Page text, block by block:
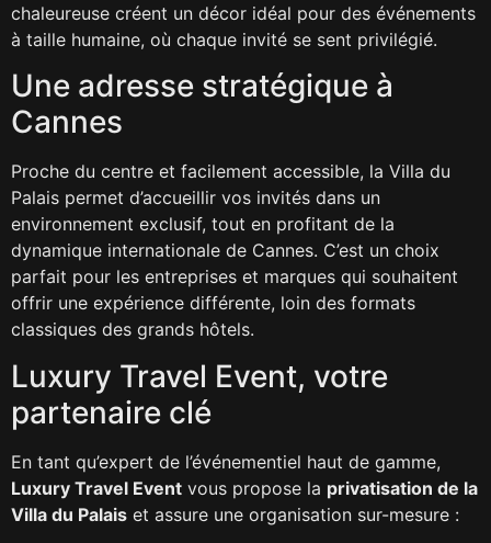
chaleureuse créent un décor idéal pour des événements
à taille humaine, où chaque invité se sent privilégié.
Une adresse stratégique à
Cannes
Proche du centre et facilement accessible, la Villa du
Palais permet d’accueillir vos invités dans un
environnement exclusif, tout en profitant de la
dynamique internationale de Cannes. C’est un choix
parfait pour les entreprises et marques qui souhaitent
offrir une expérience différente, loin des formats
classiques des grands hôtels.
Luxury Travel Event, votre
partenaire clé
En tant qu’expert de l’événementiel haut de gamme,
Luxury Travel Event vous propose la privatisation de la
Villa du Palais et assure une organisation sur-mesure :